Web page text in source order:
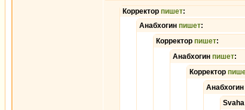
Корректор пишет:
Анабхогин пишет:
Корректор пишет:
Анабхогин пишет:
Корректор
Анабхогин
Svaha